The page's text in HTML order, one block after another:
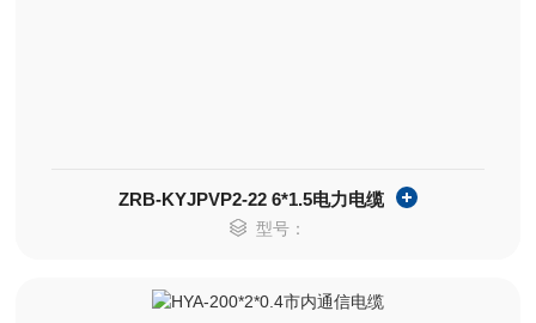
ZRB-KYJPVP2-22 6*1.5电力电缆
型号：